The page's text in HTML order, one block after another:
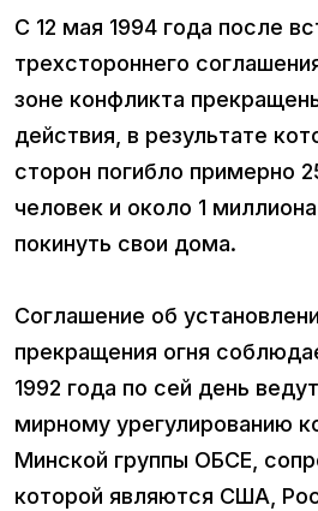
С 12 мая 1994 года после
трехстороннего
зоне конфликта
действия, в результате
сторон погибло примерно
человек и около 1
покинуть свои дома.
Соглашение об
прекращения огня
1992 года по сей день
мирному урегулированию
Минской группы ОБСЕ,
которой являются США,